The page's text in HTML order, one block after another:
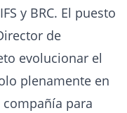
y BRC. El puesto
de
evolucionar el
plenamente en
para